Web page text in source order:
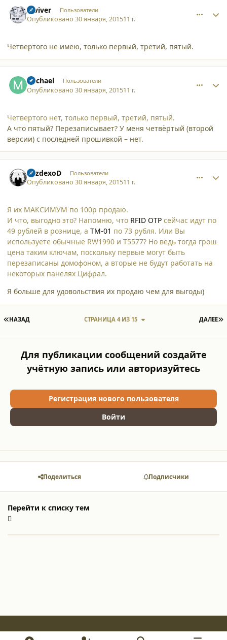
reviver Пользователи
Опубликовано30 января, 201511 г.
Четвертого не имею, только первый, третий, пятый.
michael Пользователи
Опубликовано30 января, 201511 г.
Четвертого нет, только первый, третий, пятый.
А что пятый? Перезаписывает? У меня четвёртый (второй
версии) с последней прошивкой – нет.
VezdexoD Пользователи
Опубликовано30 января, 201511 г.
Я их МАКСИМУМ по 100р продаю.
И что, выгодно это? Напомню, что RFID OTP сейчас идут по
49 рублей в рознице, а TM-01 по 73 рубля. Или Вы
используете обычные RW1990 и T5577? Но ведь тогда грош
цена таким ключам, поскольку первые могут быть
перезаписаны домофоном, а вторые не будут работать на
некоторых панелях Цифрал.
Я больше для удовольствия их продаю чем для выгоды)
ПЕРВАЯ СТРАНИЦА
НАЗАД ДАЛЕЕ
СТРАНИЦА 4 ИЗ 15
Для публикации сообщений создайте
учётную запись или авторизуйтесь
Регистрация нового пользователя
Войти
Поделиться Подписчики
Перейти к списку тем